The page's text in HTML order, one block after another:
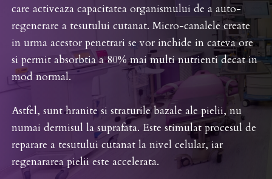
care activeaza capacitatea organismului de a auto-
regenerare a tesutului cutanat. Micro-canalele create
in urma acestor penetrari se vor inchide in cateva ore
si permit absorbtia a 80% mai multi nutrienti decat in
mod normal.
Astfel, sunt hranite si straturile bazale ale pielii, nu
numai dermisul la suprafata. Este stimulat procesul de
reparare a tesutului cutanat la nivel celular, iar
regenararea pielii este accelerata.